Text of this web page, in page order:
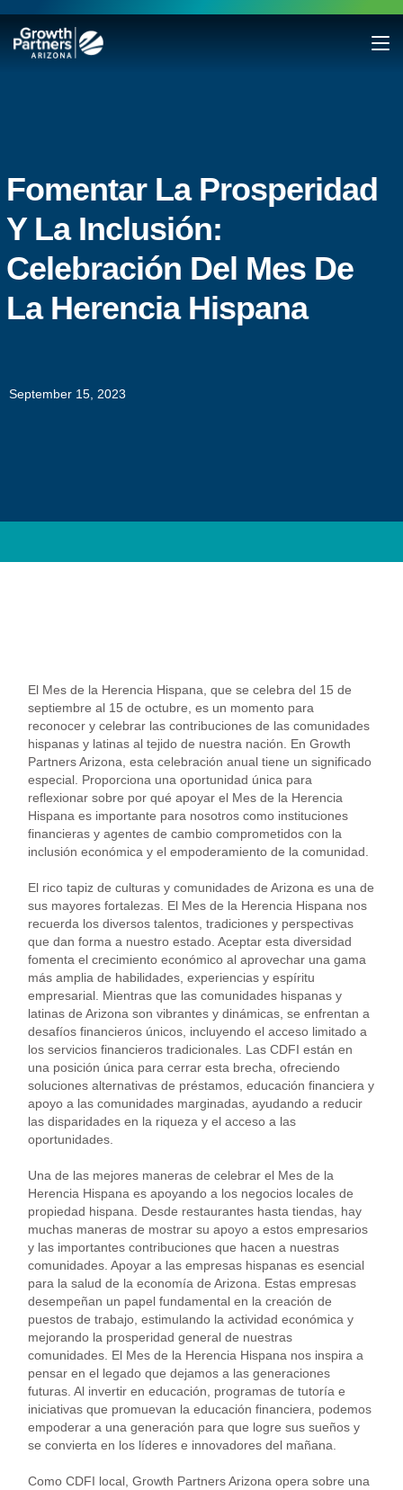
Fomentar La Prosperidad
Y La Inclusión:
Celebración Del Mes De
La Herencia Hispana
September 15, 2023
El Mes de la Herencia Hispana, que se celebra del 15 de
septiembre al 15 de octubre, es un momento para
reconocer y celebrar las contribuciones de las comunidades
hispanas y latinas al tejido de nuestra nación. En Growth
Partners Arizona, esta celebración anual tiene un significado
especial. Proporciona una oportunidad única para
reflexionar sobre por qué apoyar el Mes de la Herencia
Hispana es importante para nosotros como instituciones
financieras y agentes de cambio comprometidos con la
inclusión económica y el empoderamiento de la comunidad.
El rico tapiz de culturas y comunidades de Arizona es una de
sus mayores fortalezas. El Mes de la Herencia Hispana nos
recuerda los diversos talentos, tradiciones y perspectivas
que dan forma a nuestro estado. Aceptar esta diversidad
fomenta el crecimiento económico al aprovechar una gama
más amplia de habilidades, experiencias y espíritu
empresarial. Mientras que las comunidades hispanas y
latinas de Arizona son vibrantes y dinámicas, se enfrentan a
desafíos financieros únicos, incluyendo el acceso limitado a
los servicios financieros tradicionales. Las CDFI están en
una posición única para cerrar esta brecha, ofreciendo
soluciones alternativas de préstamos, educación financiera y
apoyo a las comunidades marginadas, ayudando a reducir
las disparidades en la riqueza y el acceso a las
oportunidades.
Una de las mejores maneras de celebrar el Mes de la
Herencia Hispana es apoyando a los negocios locales de
propiedad hispana. Desde restaurantes hasta tiendas, hay
muchas maneras de mostrar su apoyo a estos empresarios
y las importantes contribuciones que hacen a nuestras
comunidades. Apoyar a las empresas hispanas es esencial
para la salud de la economía de Arizona. Estas empresas
desempeñan un papel fundamental en la creación de
puestos de trabajo, estimulando la actividad económica y
mejorando la prosperidad general de nuestras
comunidades. El Mes de la Herencia Hispana nos inspira a
pensar en el legado que dejamos a las generaciones
futuras. Al invertir en educación, programas de tutoría e
iniciativas que promuevan la educación financiera, podemos
empoderar a una generación para que logre sus sueños y
se convierta en los líderes e innovadores del mañana.
Como CDFI local, Growth Partners Arizona opera sobre una